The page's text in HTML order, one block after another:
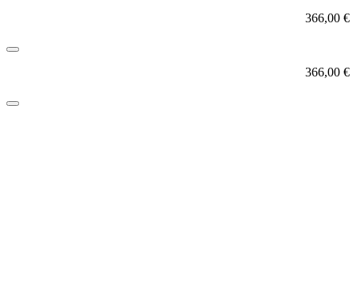
366,00 €
366,00 €